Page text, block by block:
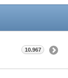
10.967